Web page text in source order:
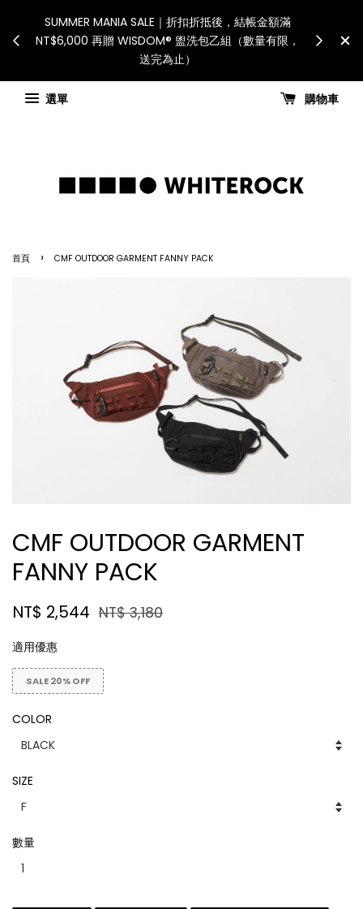
送。 如遇假日、天災或其
排可能調整，敬請見諒
International Shipping: Recipient is
for all customs duties and taxes.「國際
國進口關稅與稅費須由收件人自行負擔
選單
購物車
首頁 › CMF OUTDOOR GARMENT FANNY PACK
CMF OUTDOOR GARMENT
FANNY PACK
NT$ 2,544 NT$ 3,180
適用優惠
SALE 20% OFF
COLOR
SIZE
數量